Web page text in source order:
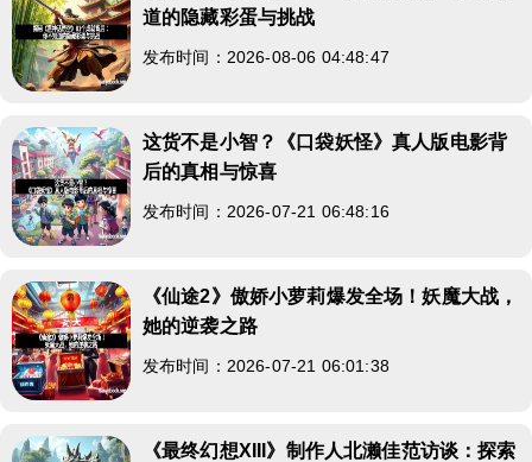
道的隐藏彩蛋与挑战
发布时间：2026-08-06 04:48:47
这货不是小智？《口袋妖怪》真人版电影背
后的真相与惊喜
发布时间：2026-07-21 06:48:16
《仙途2》傲娇小萝莉爆发全场！妖魔大战，
她的逆袭之路
发布时间：2026-07-21 06:01:38
《最终幻想XIII》制作人北濑佳范访谈：探索